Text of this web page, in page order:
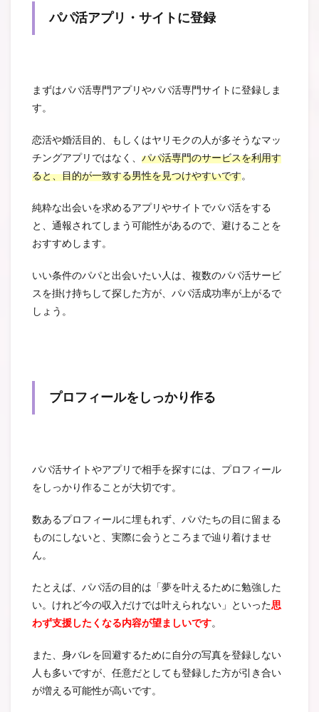
パパ活アプリ・サイトに登録
まずはパパ活専門アプリやパパ活専門サイトに登録しま
す。
恋活や婚活目的、もしくはヤリモクの人が多そうなマッ
チングアプリではなく、 パパ活専門のサービスを利用す
ると、目的が一致する男性を見つけやすいです。
純粋な出会いを求めるアプリやサイトでパパ活をする
と、通報されてしまう可能性があるので、避けることを
おすすめします。
いい条件のパパと出会いたい人は、複数のパパ活サービ
スを掛け持ちして探した方が、パパ活成功率が上がるで
しょう。
プロフィールをしっかり作る
パパ活サイトやアプリで相手を探すには、プロフィール
をしっかり作ることが大切です。
数あるプロフィールに埋もれず、パパたちの目に留まる
ものにしないと、実際に会うところまで辿り着けませ
ん。
たとえば、パパ活の目的は「夢を叶えるために勉強した
い。けれど今の収入だけでは叶えられない」といった思
わず支援したくなる内容が望ましいです。
また、身バレを回避するために自分の写真を登録しない
人も多いですが、任意だとしても登録した方が引き合い
が増える可能性が高いです。